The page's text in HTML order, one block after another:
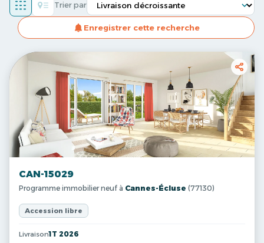
Enregistrer cette recherche
Trier par
CAN-15029
Programme immobilier neuf à Cannes-Écluse (77130)
Accession libre
Livraison1T 2026